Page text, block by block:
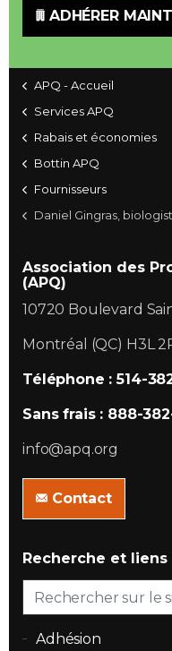
ADHÉRER
APQ - Accueil
Services APQ
Rabais et économies
Bottin APQ
Fournisseurs
Daniel Gingras,
Association des
(APQ)
10720 Boulevard
Montréal (QC) H3L
Téléphone : 514-
Sans frais : 888-
info@apq.org
Contact
Recherche et liens
Adhésion